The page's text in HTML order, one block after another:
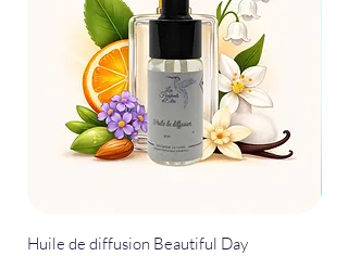
Huile de diffusion Beautiful Day